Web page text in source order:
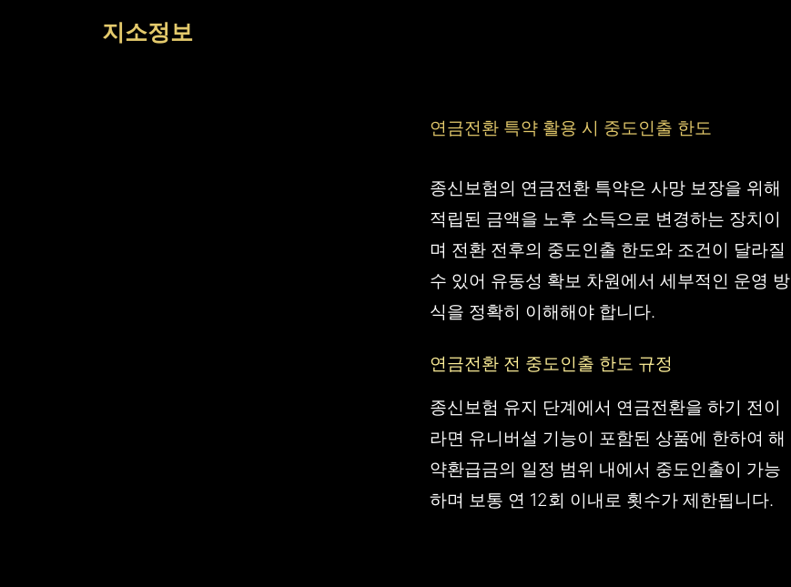
지소정보
연금전환 특약 활용 시 중도인출 한도
종신보험의 연금전환 특약은 사망 보장을 위해
적립된 금액을 노후 소득으로 변경하는 장치이
며 전환 전후의 중도인출 한도와 조건이 달라질
수 있어 유동성 확보 차원에서 세부적인 운영 방
식을 정확히 이해해야 합니다.
연금전환 전 중도인출 한도 규정
종신보험 유지 단계에서 연금전환을 하기 전이
라면 유니버설 기능이 포함된 상품에 한하여 해
약환급금의 일정 범위 내에서 중도인출이 가능
하며 보통 연 12회 이내로 횟수가 제한됩니다.